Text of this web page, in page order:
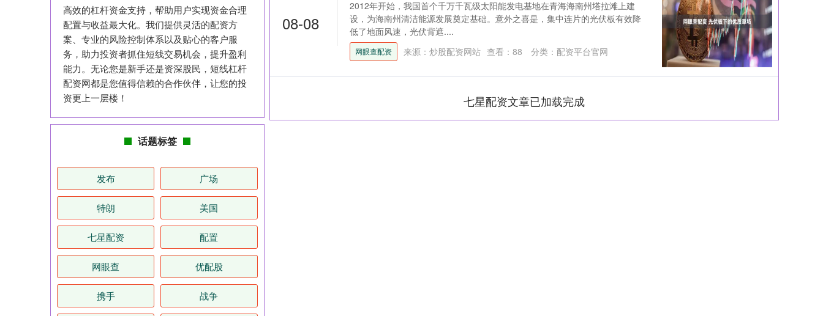
08-08
2012年开始，我国首个千万千瓦级太阳能发电基地在青海海南州塔拉滩上建
设，为海南州清洁能源发展奠定基础。意外之喜是，集中连片的光伏板有效降
低了地面风速，光伏背遮....
网眼查配资 来源：炒股配资网站 查看： 88 分类： 配资平台官网
七星配资文章已加载完成
高效的杠杆资金支持，帮助用户实现资金合理
配置与收益最大化。我们提供灵活的配资方
案、专业的风险控制体系以及贴心的客户服
务，助力投资者抓住短线交易机会，提升盈利
能力。无论您是新手还是资深股民，短线杠杆
配资网都是您值得信赖的合作伙伴，让您的投
资更上一层楼！
话题标签
发布 广场
特朗 美国
七星配资 配置
网眼查 优配股
携手 战争